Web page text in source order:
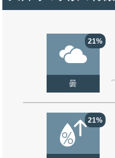
21%
曇
21%